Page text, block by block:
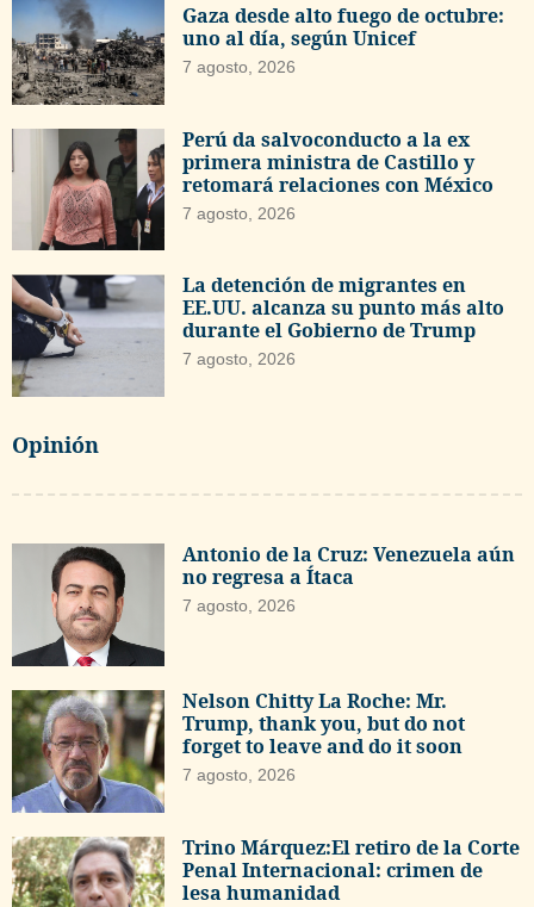
Gaza desde alto fuego de octubre:
uno al día, según Unicef
7 agosto, 2026
Perú da salvoconducto a la ex
primera ministra de Castillo y
retomará relaciones con México
7 agosto, 2026
La detención de migrantes en
EE.UU. alcanza su punto más alto
durante el Gobierno de Trump
7 agosto, 2026
Opinión
Antonio de la Cruz: Venezuela aún
no regresa a Ítaca
7 agosto, 2026
Nelson Chitty La Roche: Mr.
Trump, thank you, but do not
forget to leave and do it soon
7 agosto, 2026
Trino Márquez:El retiro de la Corte
Penal Internacional: crimen de
lesa humanidad